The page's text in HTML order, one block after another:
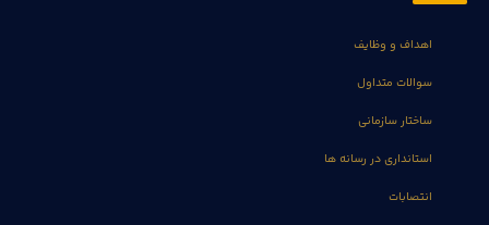
اهداف و وظایف
سوالات متداول
ساختار سازمانی
استانداری در رسانه ها
انتصابات